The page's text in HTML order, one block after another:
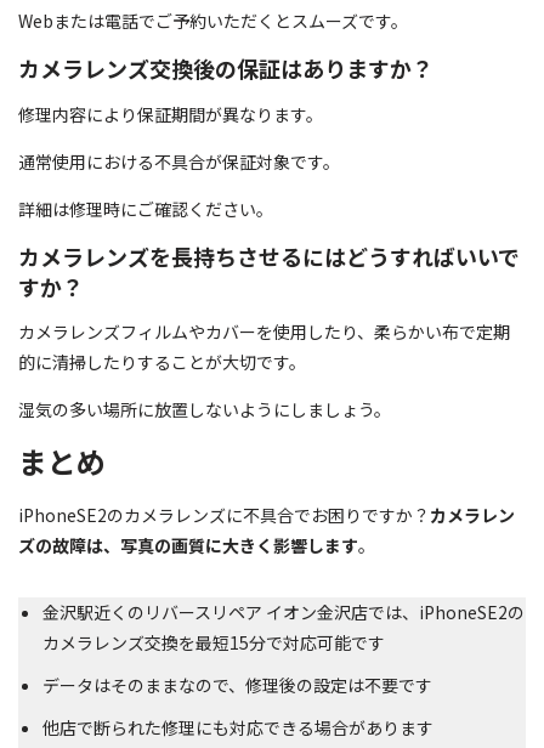
Webまたは電話でご予約いただくとスムーズです。
カメラレンズ交換後の保証はありますか？
修理内容により保証期間が異なります。
通常使用における不具合が保証対象です。
詳細は修理時にご確認ください。
カメラレンズを長持ちさせるにはどうすればいいで
すか？
カメラレンズフィルムやカバーを使用したり、柔らかい布で定期
的に清掃したりすることが大切です。
湿気の多い場所に放置しないようにしましょう。
まとめ
iPhoneSE2のカメラレンズに不具合でお困りですか？ カメラレン
ズの故障は、写真の画質に大きく影響します。
金沢駅近くのリバースリペア イオン金沢店では、iPhoneSE2の
カメラレンズ交換を最短15分で対応可能です
データはそのままなので、修理後の設定は不要です
他店で断られた修理にも対応できる場合があります